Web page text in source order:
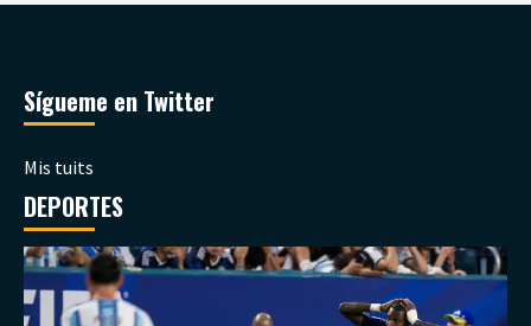
Sígueme en Twitter
Mis tuits
DEPORTES